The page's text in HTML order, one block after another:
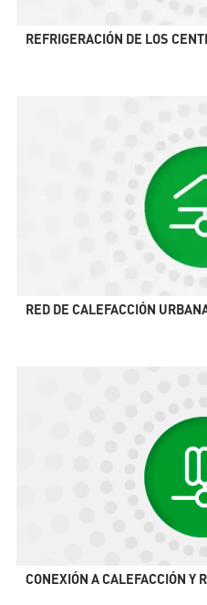
REFRIGERACIÓN DE LOS
RED DE CALEFACCIÓN
CONEXIÓN A CALEFACCIÓN Y